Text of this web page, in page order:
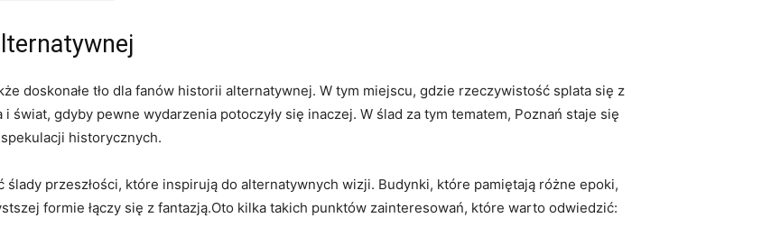
doskonałe tło dla fanów historii alternatywnej. W tym miejscu, gdzie rzeczywistość splata się z
świat, gdyby pewne wydarzenia potoczyły się inaczej. W ślad za tym tematem, Poznań staje się
historycznych.
ślady przeszłości, które inspirują do alternatywnych wizji. Budynki, które pamiętają różne epoki,
formie łączy się z fantazją.Oto kilka takich punktów zainteresowań, które warto odwiedzić: